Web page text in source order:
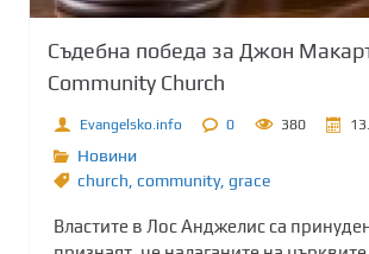
Съдебна победа за Джон
Community Church
Evangelsko.info 0 380
Новини
church community, grace
Властите в Лос Анджелис са